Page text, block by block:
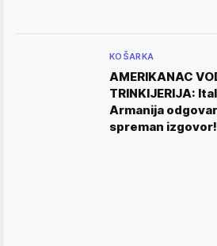
KOŠARKA
AMERIKANAC
TRINKIJERIJA:
Armanija
spreman izgovor!